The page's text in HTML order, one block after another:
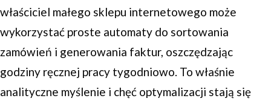
właściciel małego sklepu internetowego może
wykorzystać proste automaty do sortowania
zamówień i generowania faktur, oszczędzając
godziny ręcznej pracy tygodniowo. To właśnie
analityczne myślenie i chęć optymalizacji stają się